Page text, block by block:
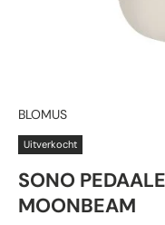
BLOMUS
Uitverkocht
SONO
MOONBEAM